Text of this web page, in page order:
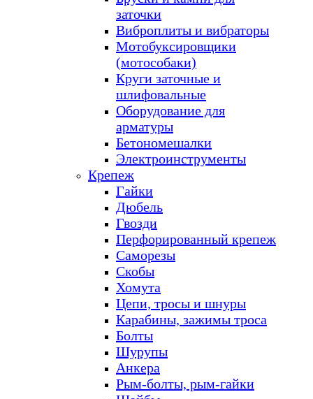
заточки
Виброплиты и вибраторы
Мотобуксировщики
(мотособаки)
Круги заточные и
шлифовальные
Оборудование для
арматуры
Бетономешалки
Электроинструменты
Крепеж
Гайки
Дюбель
Гвозди
Перфорированный крепеж
Саморезы
Скобы
Хомута
Цепи, тросы и шнуры
Карабины, зажимы троса
Болты
Шурупы
Анкера
Рым-болты, рым-гайки